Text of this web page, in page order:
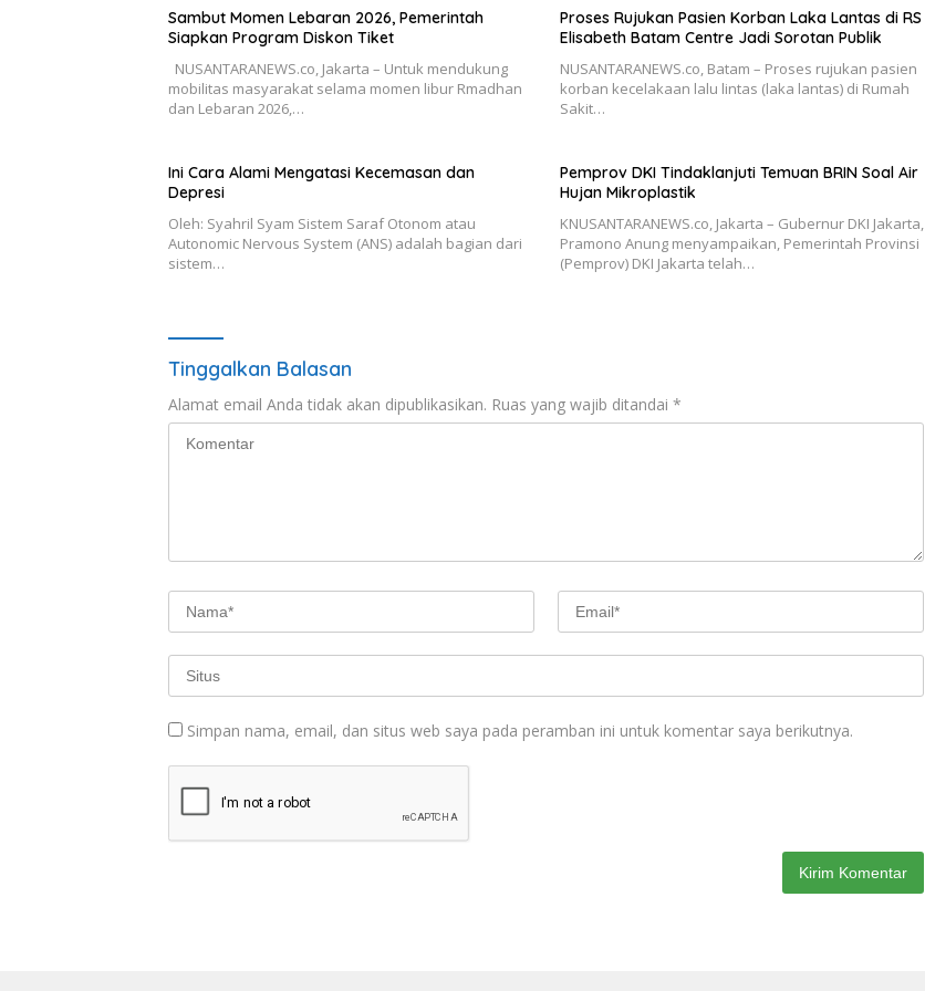
Sambut Momen Lebaran 2026, Pemerintah
Siapkan Program Diskon Tiket
NUSANTARANEWS.co, Jakarta – Untuk mendukung
mobilitas masyarakat selama momen libur Rmadhan
dan Lebaran 2026,…
Proses Rujukan Pasien Korban Laka Lantas di RS
Elisabeth Batam Centre Jadi Sorotan Publik
NUSANTARANEWS.co, Batam – Proses rujukan pasien
korban kecelakaan lalu lintas (laka lantas) di Rumah
Sakit…
Ini Cara Alami Mengatasi Kecemasan dan
Depresi
Oleh: Syahril Syam Sistem Saraf Otonom atau
Autonomic Nervous System (ANS) adalah bagian dari
sistem…
Pemprov DKI Tindaklanjuti Temuan BRIN Soal Air
Hujan Mikroplastik
KNUSANTARANEWS.co, Jakarta – Gubernur DKI Jakarta,
Pramono Anung menyampaikan, Pemerintah Provinsi
(Pemprov) DKI Jakarta telah…
Tinggalkan Balasan
Alamat email Anda tidak akan dipublikasikan. Ruas yang wajib ditandai *
Simpan nama, email, dan situs web saya pada peramban ini untuk komentar saya berikutnya.